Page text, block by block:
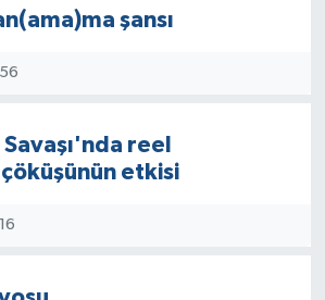
şansı
reel
etkisi